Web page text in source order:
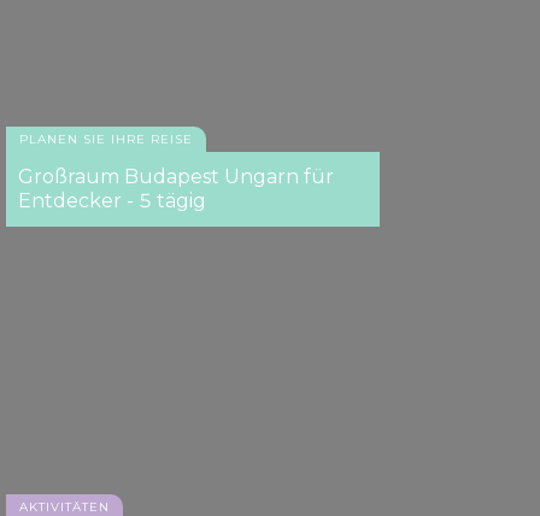
PLANEN SIE IHRE REISE
Großraum Budapest Ungarn für
Entdecker - 5 tägig
AKTIVITÄTEN